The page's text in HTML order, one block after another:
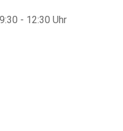
- 12:30 Uhr